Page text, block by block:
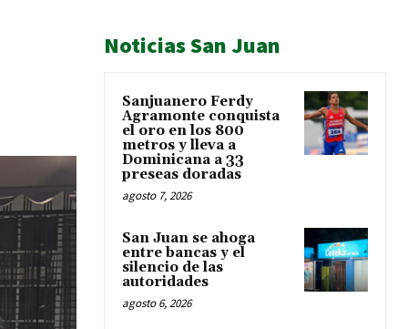
Noticias San Juan
Sanjuanero Ferdy
Agramonte conquista
el oro en los 800
metros y lleva a
Dominicana a 33
preseas doradas
agosto 7, 2026
San Juan se ahoga
entre bancas y el
silencio de las
autoridades
agosto 6, 2026